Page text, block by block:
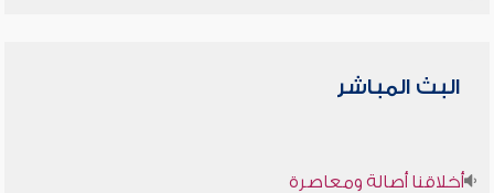
البث المباشر
أخلاقنا أصالة ومعاصرة